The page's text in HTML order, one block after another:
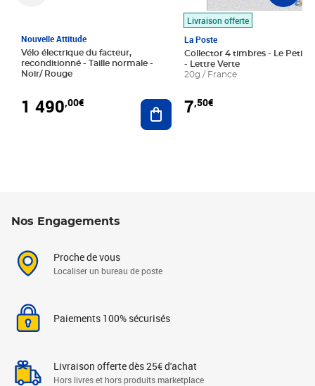
Nouvelle Attitude
Vélo électrique du facteur,
reconditionné - Taille normale -
Noir/ Rouge
1 490,00€ Ajouter au panier
Livraison offerte
La Poste
Collector 4 timbres - Le Petit
- Lettre Verte
20g / France
7,50€
Nos Engagements
Proche de vous
Localiser un bureau de poste
Paiements 100% sécurisés
Livraison offerte dès 25€ d'achat
Hors livres et hors produits marketplace